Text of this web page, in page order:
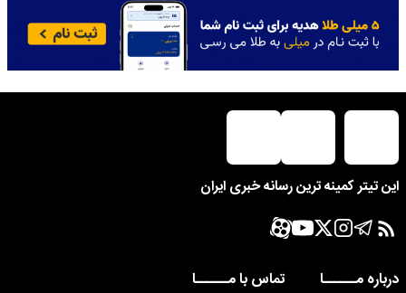
این تیتر کمینه ترین رسانه خبری ایران
درباره مــــــا
تماس با مــــــا